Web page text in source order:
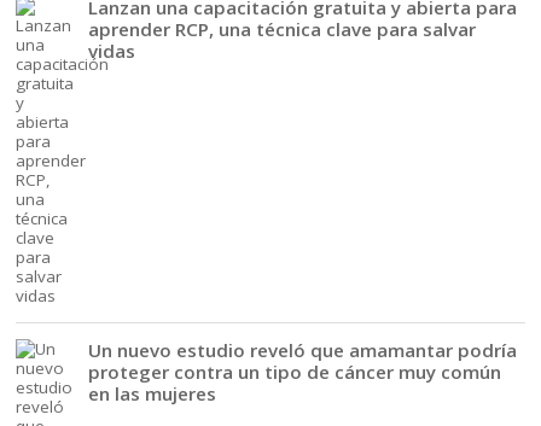
Lanzan una capacitación gratuita y abierta para
aprender RCP, una técnica clave para salvar
vidas
Un nuevo estudio reveló que amamantar podría
proteger contra un tipo de cáncer muy común
en las mujeres